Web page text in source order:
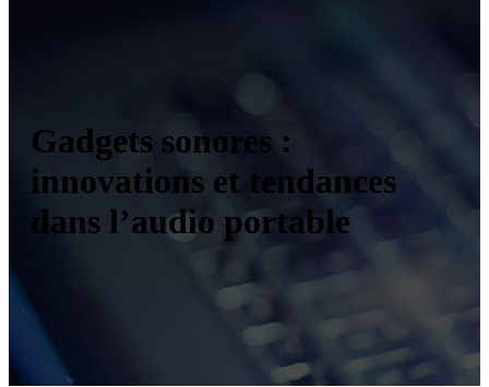
Gadgets sonores :
innovations et tendances
dans l’audio portable